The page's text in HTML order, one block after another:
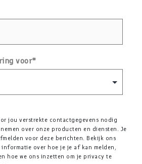
voor*
jou verstrekte contactgegevens nodig
over onze producten en diensten. Je
voor deze berichten. Bekijk ons
over hoe je je af kan melden,
hoe we ons inzetten om je privacy te